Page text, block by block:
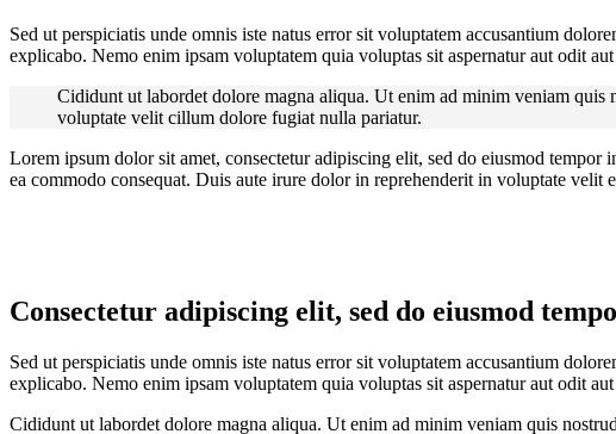
Sed ut perspiciatis unde omnis iste natus error sit voluptatem accusantium
explicabo. Nemo enim ipsam voluptatem quia voluptas sit aspernatur aut odit
Cididunt ut labordet dolore magna aliqua. Ut enim ad minim veniam
voluptate velit cillum dolore fugiat nulla pariatur.
Lorem ipsum dolor sit amet, consectetur adipiscing elit, sed do eiusmod
ea commodo consequat. Duis aute irure dolor in reprehenderit in voluptate velit
Consectetur adipiscing elit, sed do eiusmod
Sed ut perspiciatis unde omnis iste natus error sit voluptatem accusantium
explicabo. Nemo enim ipsam voluptatem quia voluptas sit aspernatur aut odit
Cididunt ut labordet dolore magna aliqua. Ut enim ad minim veniam quis